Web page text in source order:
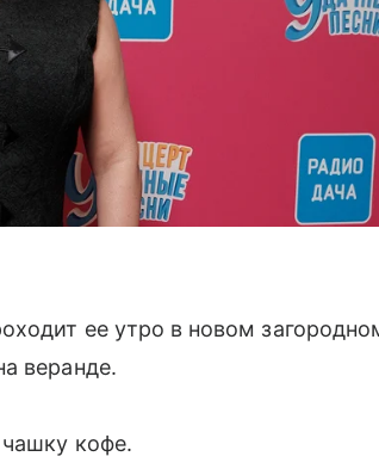
ее утро в новом
веранде.
кофе.